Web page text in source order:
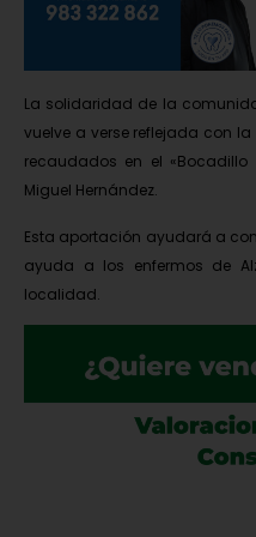
La solidaridad de la
vuelve a verse reflejada con la
recaudados en el «Bocadillo
Miguel Hernández.
Esta aportación ayudará a
ayuda a los enfermos de
localidad.